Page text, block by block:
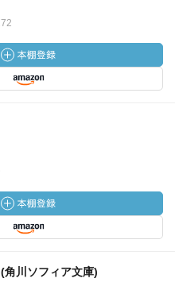
角川ソフィア文庫)